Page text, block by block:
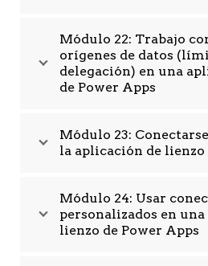
Módulo 22: Trabajo
orígenes de datos
delegación) en una
de Power Apps
Módulo 23:
la aplicación de lienzo
Módulo 24: Usar
personalizados en
lienzo de Power Apps